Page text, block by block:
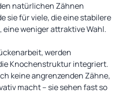
natürlichen Zähnen
sie für viele, die eine stabilere
eine weniger attraktive Wahl.
werden
Knochenstruktur integriert.
keine angrenzenden Zähne,
macht – sie sehen fast so